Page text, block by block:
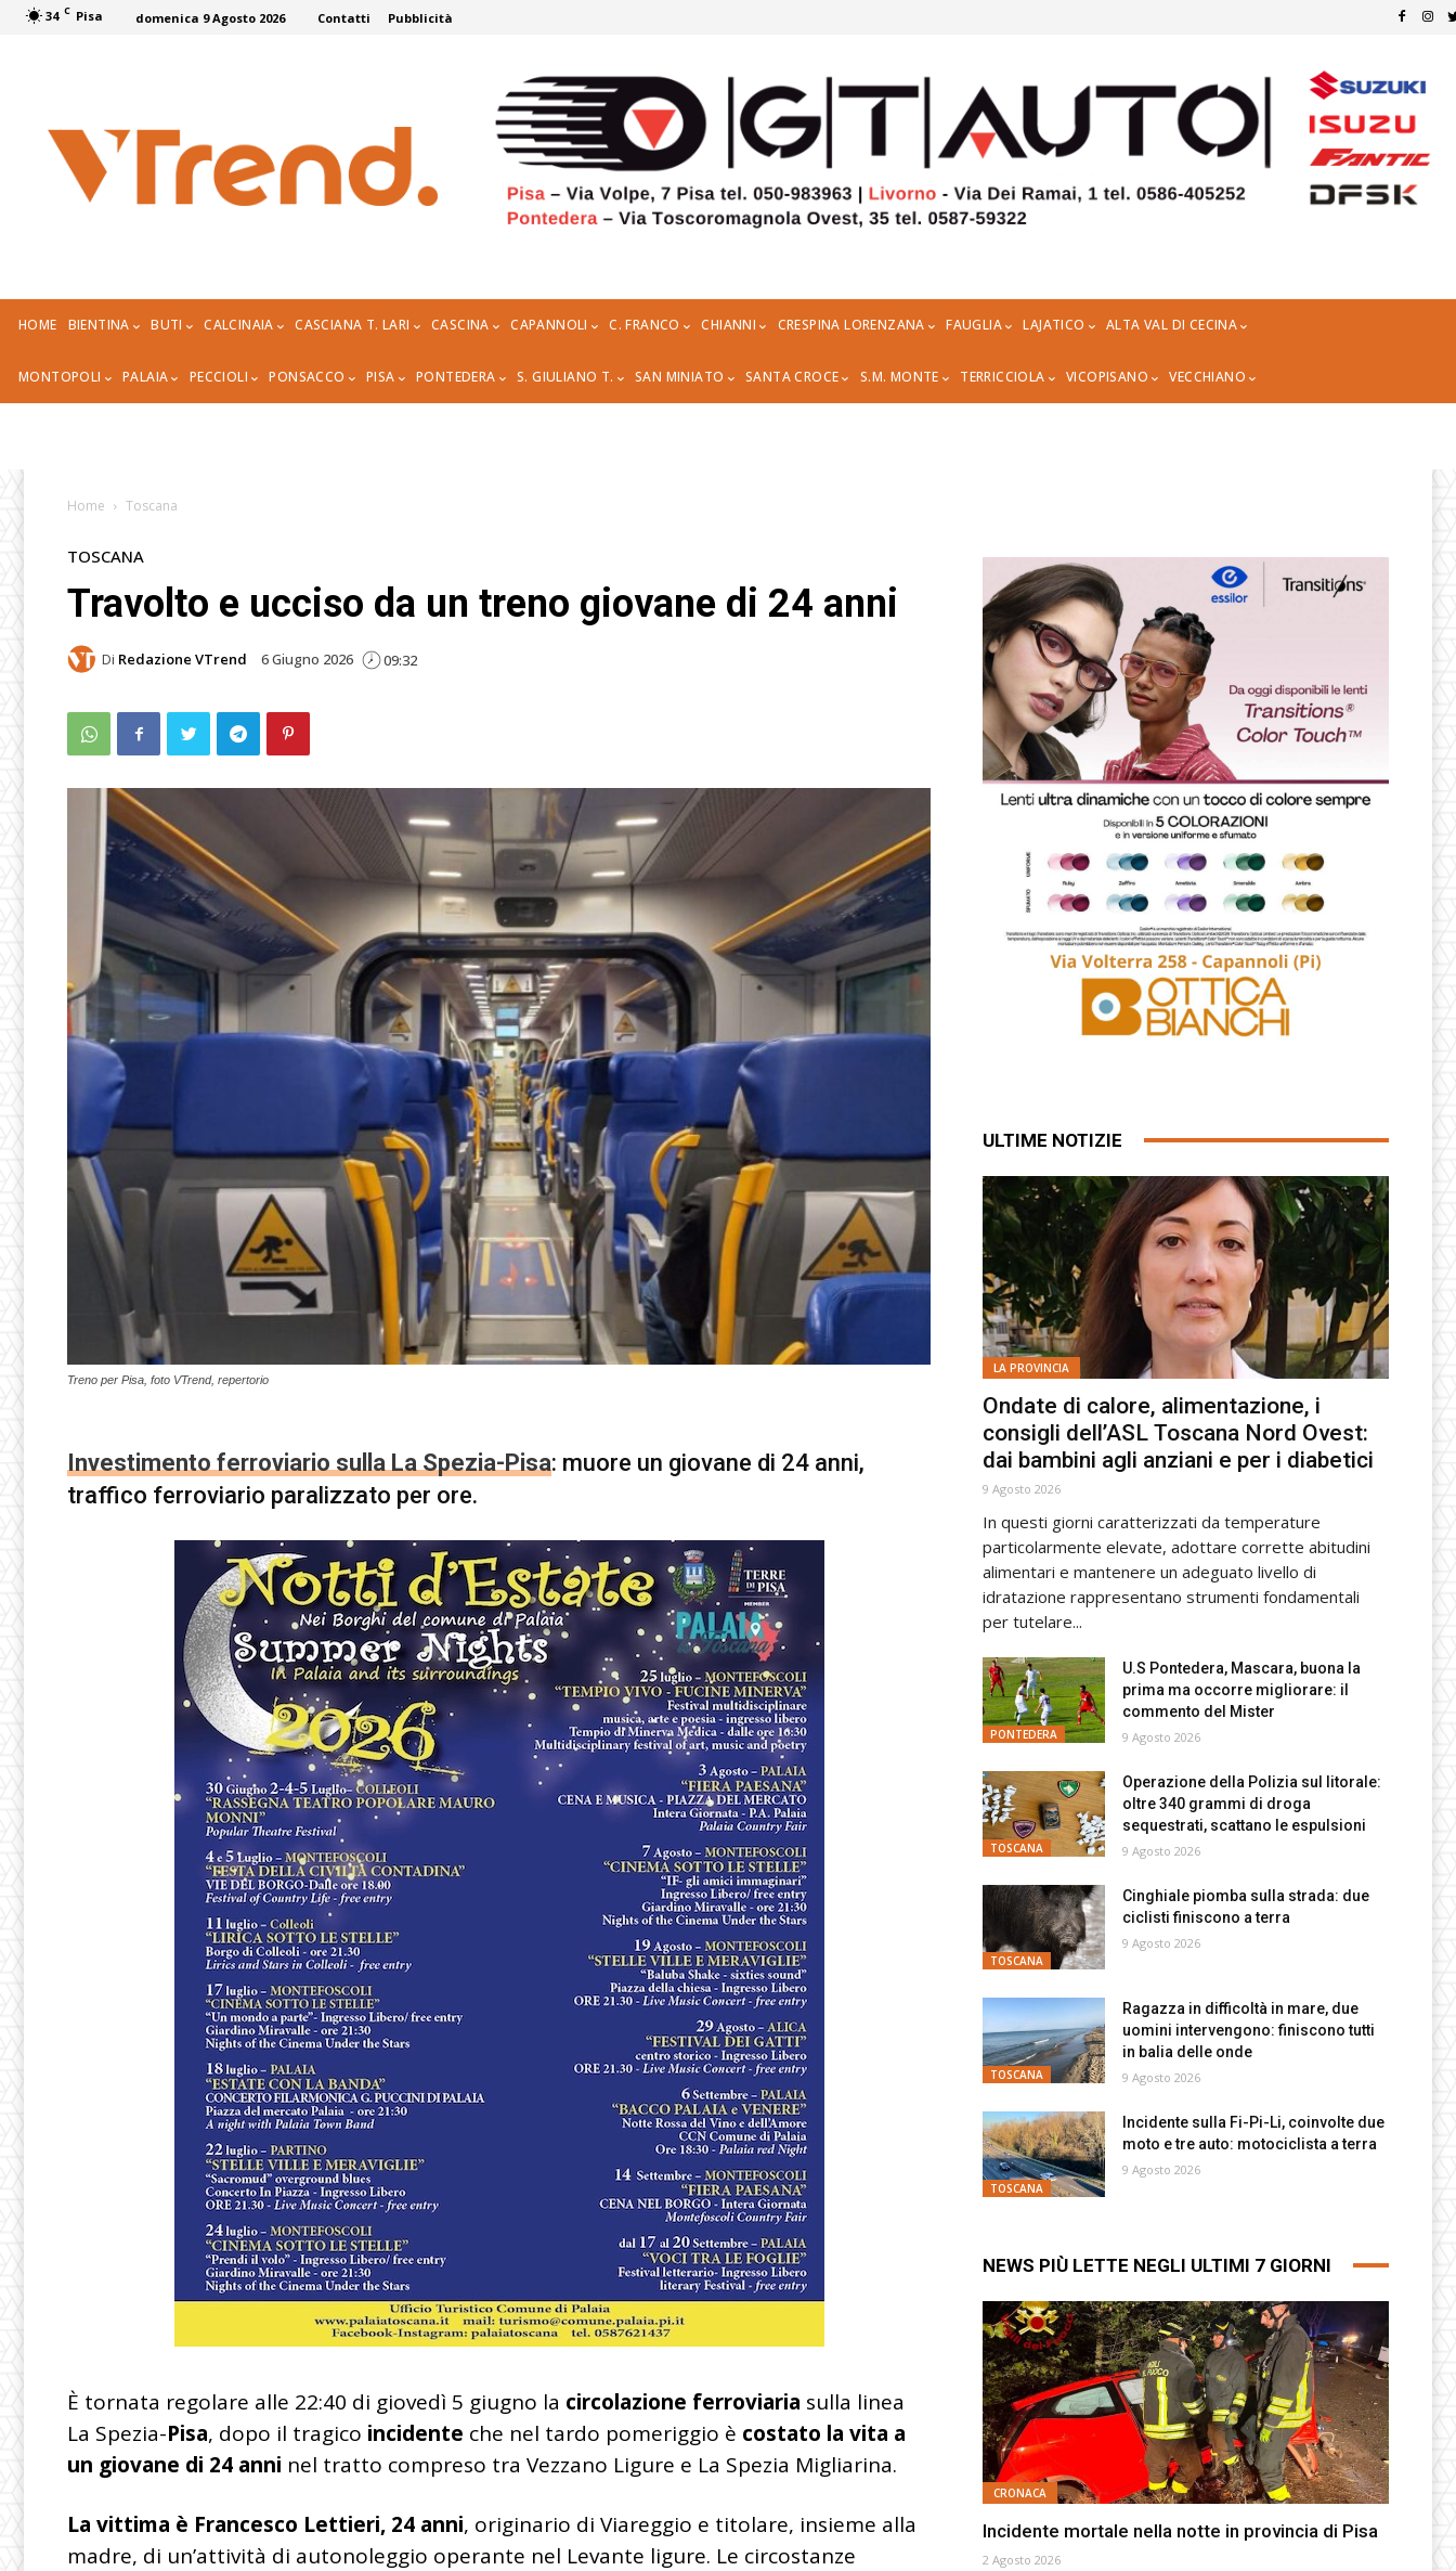
34 C Pisa domenica 9 Agosto 2026 Contatti Pubblicità
HOME BIENTINA BUTI CALCINAIA CASCIANA T. LARI CASCINA CAPANNOLI C. FRANCO CHIANNI CRESPINA LORENZANA FAUGLIA LAJATICO ALTA VAL DI CECINA
MONTOPOLI PALAIA PECCIOLI PONSACCO PISA PONTEDERA S. GIULIANO T. SAN MINIATO SANTA CROCE S.M. MONTE TERRICCIOLA VICOPISANO VECCHIANO
Home Toscana
TOSCANA
Travolto e ucciso da un treno giovane di 24 anni
Di Redazione VTrend 6 Giugno 2026 09:32
Treno per Pisa, foto VTrend, repertorio
Investimento ferroviario sulla La Spezia-Pisa: muore un giovane di 24 anni,
traffico ferroviario paralizzato per ore.
È tornata regolare alle 22:40 di giovedì 5 giugno la circolazione ferroviaria sulla linea
La Spezia-Pisa, dopo il tragico incidente che nel tardo pomeriggio è costato la vita a
un giovane di 24 anni nel tratto compreso tra Vezzano Ligure e La Spezia Migliarina.
La vittima è Francesco Lettieri, 24 anni, originario di Viareggio e titolare, insieme alla
madre, di un’attività di autonoleggio operante nel Levante ligure. Le circostanze
ULTIME NOTIZIE
LA PROVINCIA
Ondate di calore, alimentazione, i
consigli dell’ASL Toscana Nord Ovest:
dai bambini agli anziani e per i diabetici
9 Agosto 2026
In questi giorni caratterizzati da temperature
particolarmente elevate, adottare corrette abitudini
alimentari e mantenere un adeguato livello di
idratazione rappresentano strumenti fondamentali
per tutelare...
PONTEDERA
U.S Pontedera, Mascara, buona la
prima ma occorre migliorare: il
commento del Mister
9 Agosto 2026
TOSCANA
Operazione della Polizia sul litorale:
oltre 340 grammi di droga
sequestrati, scattano le espulsioni
9 Agosto 2026
TOSCANA
Cinghiale piomba sulla strada: due
ciclisti finiscono a terra
9 Agosto 2026
TOSCANA
Ragazza in difficoltà in mare, due
uomini intervengono: finiscono tutti
in balia delle onde
9 Agosto 2026
TOSCANA
Incidente sulla Fi-Pi-Li, coinvolte due
moto e tre auto: motociclista a terra
9 Agosto 2026
NEWS PIÙ LETTE NEGLI ULTIMI 7 GIORNI
CRONACA
Incidente mortale nella notte in provincia di Pisa
2 Agosto 2026